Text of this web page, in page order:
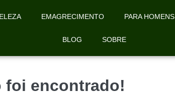
EMAGRECIMENTO PARA HOMENS
BLOG SOBRE
foi encontrado!